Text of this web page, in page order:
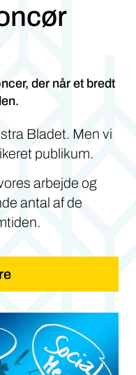
der når et bredt
Bladet. Men vi
publikum.
arbejde og
antal af de